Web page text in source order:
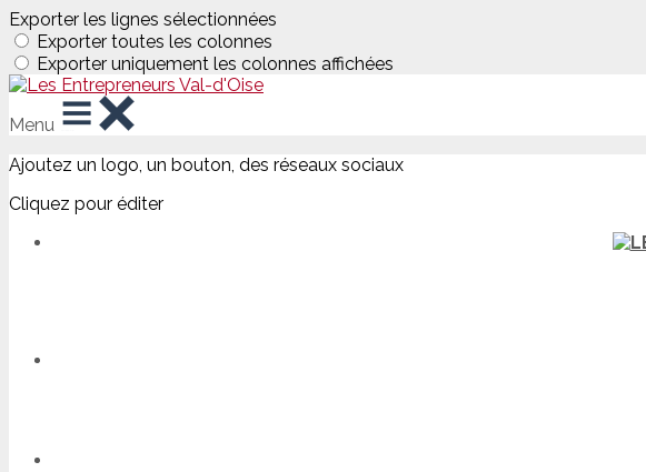
Exporter les lignes sélectionnées
Exporter toutes les colonnes
Exporter uniquement les colonnes affichées
Menu
Ajoutez un logo, un bouton, des réseaux sociaux
Cliquez pour éditer